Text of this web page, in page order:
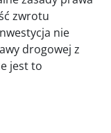
zwrotu
nie
drogowej z
jest to